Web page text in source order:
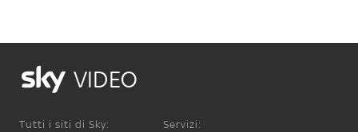
VIDEO
Tutti i siti di Sky: Servizi: